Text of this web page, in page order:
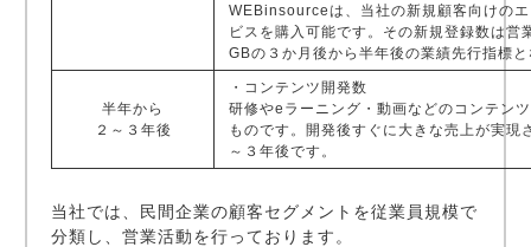
WEBinsourceは、当社の新規顧客向けの
ビスを購入可能です。その新規登録数は
GBの３か月後から半年後の業績先行指標
半年から
２～３年後
・コンテンツ開発数
研修やeラーニング・動画などのコンテン
ものです。開発後すぐに大きな売上が実
～３年後です。
当社では、民間企業の顧客セグメントを従業員規模で
分類し、営業活動を行っております。